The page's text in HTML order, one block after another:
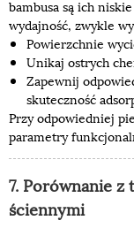
bambusa są ich
wydajność, zwykle
Powierzchnie
Unikaj ostrych
Zapewnij
skuteczność
Przy odpowiedniej
parametry
7. Porównanie
ściennymi